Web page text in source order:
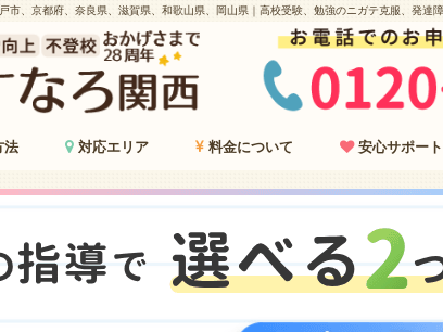
市、京都府、奈良県、滋賀県、和歌山県、岡山県｜高校受験、勉強のニガテ克服、発達
法 対応エリア 料金について 安心サポート